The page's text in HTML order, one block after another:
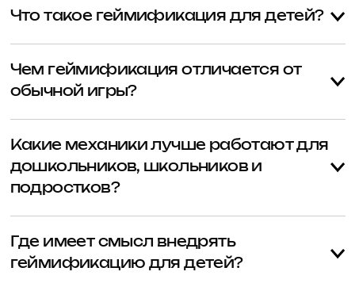
Что такое геймификация для детей?
продукт, чтобы поддержать полезное действие: возвращение к
занятиям, прохождение модулей, видимый прогресс и понятную
Чем геймификация отличается от
обычной игры?
использует отдельные игровые элементы внутри учебного или
продуктового сценария. Целью остается обучение, а не сама
игра.
Какие механики лучше работают для
дошкольников, школьников и
подростков?
младшим школьникам — маршрут, уровни и достижения,
подросткам — автономия, статус, сложные челленджи и
уважительный тон.
Где имеет смысл внедрять
геймификацию для детей?